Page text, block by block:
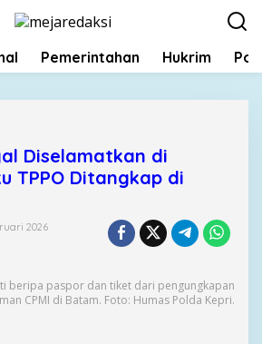
Pemerintahan Hukrim
g
Diselamatkan di
TPPO Ditangkap di
2026
beripa paspor dan tiket dari pengungkapan
CPMI di Batam. Foto: Humas Polda Kepri.